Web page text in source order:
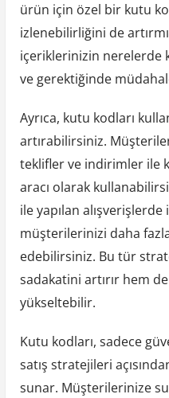
ürün için özel bir kutu
izlenebilirliğini de
içeriklerinizin nerelerde
ve gerektiğinde
Ayrıca, kutu kodları
artırabilirsiniz.
teklifler ve indirimler ile
aracı olarak
ile yapılan
müşterilerinizi daha
edebilirsiniz. Bu tür
sadakatini artırır hem
yükseltebilir.
Kutu kodları, sadece
satış stratejileri
sunar. Müşterilerinize